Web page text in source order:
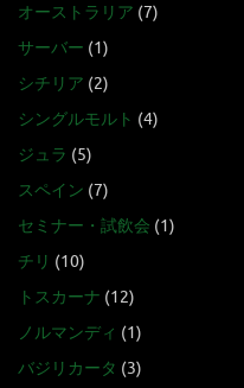
オーストラリア (7)
サーバー (1)
シチリア (2)
シングルモルト (4)
ジュラ (5)
スペイン (7)
セミナー・試飲会 (1)
チリ (10)
トスカーナ (12)
ノルマンディ (1)
バジリカータ (3)